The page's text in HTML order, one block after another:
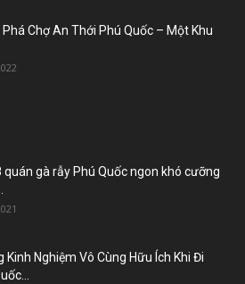
Phá Chợ An Thới Phú Quốc – Một Khu
quán gà rẫy Phú Quốc ngon khó cưỡng
Kinh Nghiệm Vô Cùng Hữu Ích Khi Đi